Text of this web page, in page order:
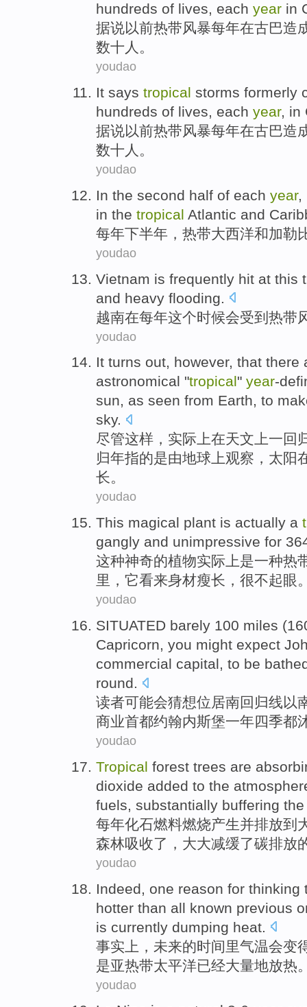
hundreds of lives, each year in
据说以前热带风暴每年在古巴造
数十人 。
youdao
It says tropical storms formerly
hundreds of lives, each year, in
据说以前热带风暴每年在古巴造
数十人 。
youdao
In the second half of each year,
in the tropical Atlantic and
每年下半年 ， 热带大西洋和加勒
youdao
Vietnam is frequently hit at this
and heavy flooding
越南在每年这个时候会受到 热带
youdao
It turns out, however, that there
astronomical "tropical" year-
sun, as seen from Earth, to
sky.
尽管这样 ，实际上在天文 上一回
归年指的是由地球上观察 ， 太阳
长。
youdao
This magical plant is actually a
gangly and unimpressive for
这种神奇的植物实际上是一种热
里 ，它看来身材瘦长 ，很不起眼
youdao
SITUATED barely 100 miles
Capricorn, you might expect
commercial capital, to be
round.
读者可能会猜想位居南回归线以
商业首都约翰内斯堡一年四季都
youdao
Tropical forest trees are
dioxide added to the
fuels, substantially buffering the
每年化石燃料燃烧产生并排放到
森林吸收了 ， 大大减缓了碳排放
youdao
Indeed one reason for thinking
hotter than all known previous
is currently dumping heat.
事实上 ， 未来的时间里气温会变
是亚热带太平洋已经大量地放热
youdao